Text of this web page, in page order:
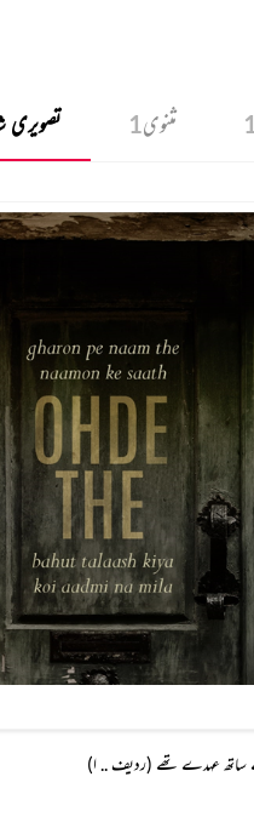
بہت رنگارنگ اور دلچسپ ہے ساتھ ہی اس کے باطن
مثنوی1 تصویری
ساتھ عہدے تھے (ردیف .. ا)